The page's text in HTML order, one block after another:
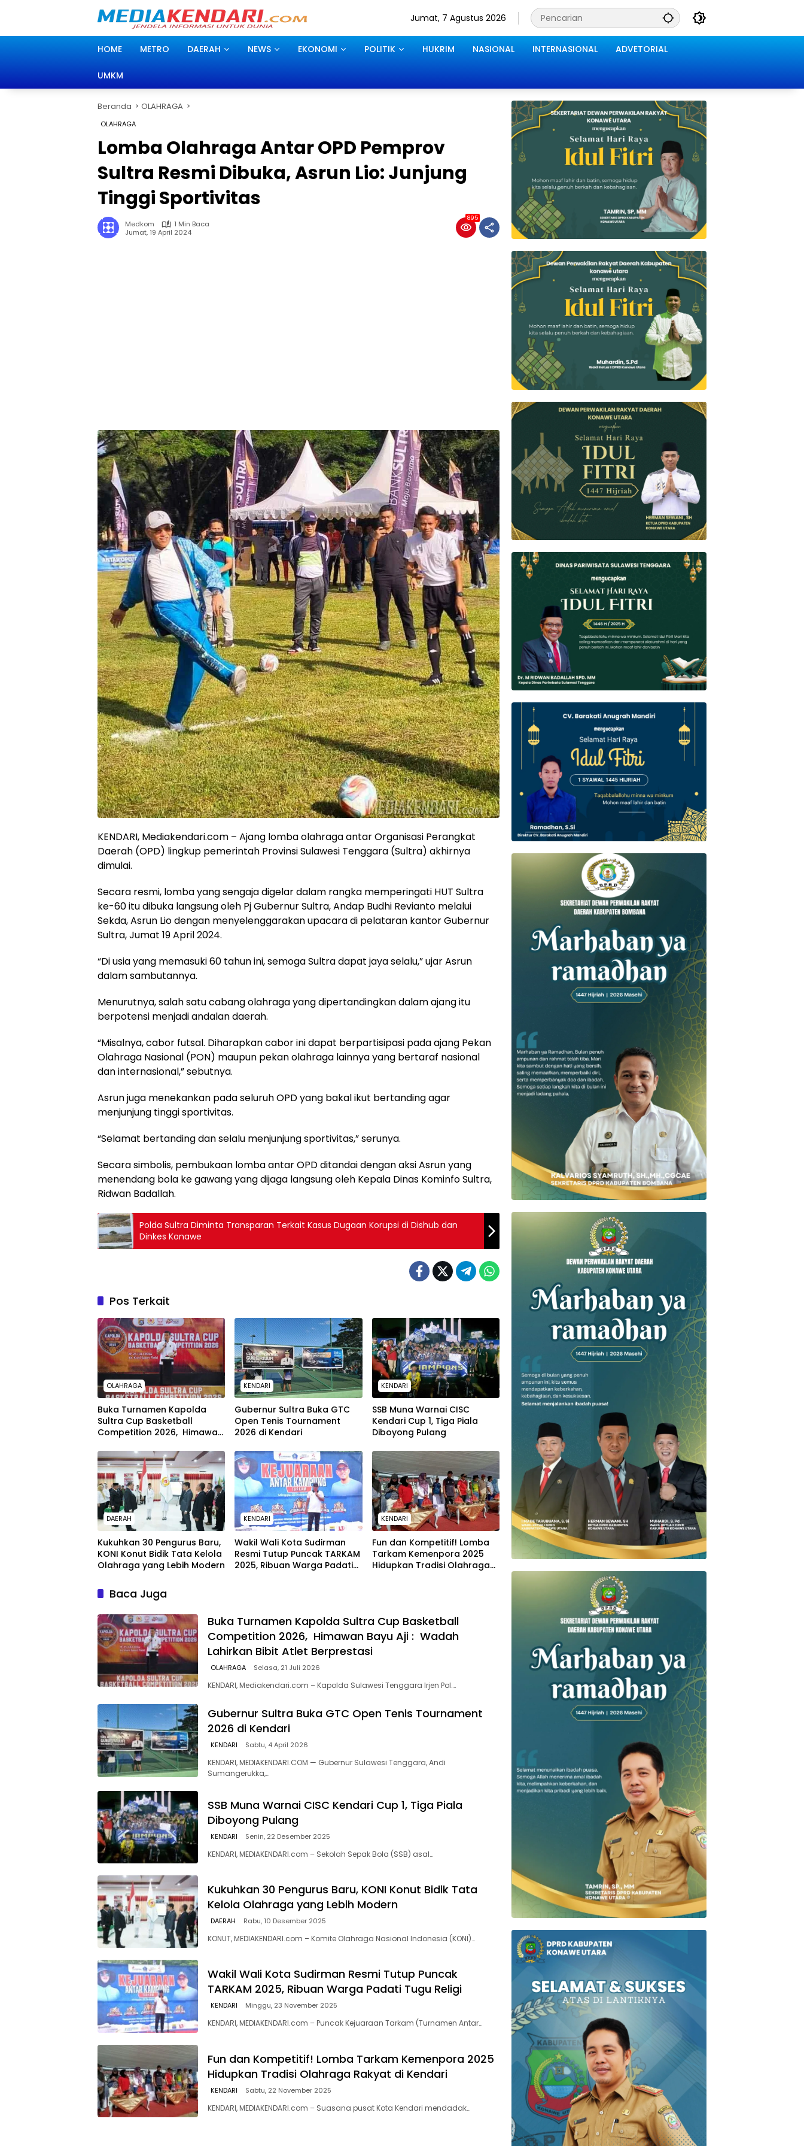
Jumat, 7 Agustus 2026
HOME METRO DAERAH NEWS EKONOMI POLITIK HUKRIM NASIONAL INTERNASIONAL ADVETORIAL
UMKM
Beranda OLAHRAGA
OLAHRAGA
Lomba Olahraga Antar OPD Pemprov
Sultra Resmi Dibuka, Asrun Lio: Junjung
Tinggi Sportivitas
Medkom
1 Min Baca
Jumat, 19 April 2024
895
KENDARI, Mediakendari.com – Ajang lomba olahraga antar Organisasi Perangkat
Daerah (OPD) lingkup pemerintah Provinsi Sulawesi Tenggara (Sultra) akhirnya
dimulai.
Secara resmi, lomba yang sengaja digelar dalam rangka memperingati HUT Sultra
ke-60 itu dibuka langsung oleh Pj Gubernur Sultra, Andap Budhi Revianto melalui
Sekda, Asrun Lio dengan menyelenggarakan upacara di pelataran kantor Gubernur
Sultra, Jumat 19 April 2024.
“Di usia yang memasuki 60 tahun ini, semoga Sultra dapat jaya selalu,” ujar Asrun
dalam sambutannya.
Menurutnya, salah satu cabang olahraga yang dipertandingkan dalam ajang itu
berpotensi menjadi andalan daerah.
“Misalnya, cabor futsal. Diharapkan cabor ini dapat berpartisipasi pada ajang Pekan
Olahraga Nasional (PON) maupun pekan olahraga lainnya yang bertaraf nasional
dan internasional,” sebutnya.
Asrun juga menekankan pada seluruh OPD yang bakal ikut bertanding agar
menjunjung tinggi sportivitas.
“Selamat bertanding dan selalu menjunjung sportivitas,” serunya.
Secara simbolis, pembukaan lomba antar OPD ditandai dengan aksi Asrun yang
menendang bola ke gawang yang dijaga langsung oleh Kepala Dinas Kominfo Sultra,
Ridwan Badallah.
Polda Sultra Diminta Transparan Terkait Kasus Dugaan Korupsi di Dishub dan
Dinkes Konawe
Pos Terkait
OLAHRAGA
Buka Turnamen Kapolda
Sultra Cup Basketball
Competition 2026, Himawan
Bibit Atlet Berprestasi
KENDARI
Gubernur Sultra Buka GTC
Open Tenis Tournament
2026 di Kendari
KENDARI
SSB Muna Warnai CISC
Kendari Cup 1, Tiga Piala
Diboyong Pulang
DAERAH
Kukuhkan 30 Pengurus Baru,
KONI Konut Bidik Tata Kelola
Olahraga yang Lebih Modern
KENDARI
Wakil Wali Kota Sudirman
Resmi Tutup Puncak TARKAM
2025, Ribuan Warga Padati
KENDARI
Fun dan Kompetitif! Lomba
Tarkam Kemenpora 2025
Hidupkan Tradisi Olahraga
Baca Juga
Buka Turnamen Kapolda Sultra Cup Basketball
Competition 2026, Himawan Bayu Aji : Wadah
Lahirkan Bibit Atlet Berprestasi
OLAHRAGA Selasa, 21 Juli 2026
KENDARI, Mediakendari.com – Kapolda Sulawesi Tenggara Irjen Pol….
Gubernur Sultra Buka GTC Open Tenis Tournament
2026 di Kendari
KENDARI Sabtu, 4 April 2026
KENDARI, MEDIAKENDARI.COM — Gubernur Sulawesi Tenggara, Andi
Sumangerukka,…
SSB Muna Warnai CISC Kendari Cup 1, Tiga Piala
Diboyong Pulang
KENDARI Senin, 22 Desember 2025
KENDARI, MEDIAKENDARI.com – Sekolah Sepak Bola (SSB) asal…
Kukuhkan 30 Pengurus Baru, KONI Konut Bidik Tata
Kelola Olahraga yang Lebih Modern
DAERAH Rabu, 10 Desember 2025
KONUT, MEDIAKENDARI.com – Komite Olahraga Nasional Indonesia (KONI)…
Wakil Wali Kota Sudirman Resmi Tutup Puncak
TARKAM 2025, Ribuan Warga Padati Tugu Religi
KENDARI Minggu, 23 November 2025
KENDARI, MEDIAKENDARI.com – Puncak Kejuaraan Tarkam (Turnamen Antar…
Fun dan Kompetitif! Lomba Tarkam Kemenpora 2025
Hidupkan Tradisi Olahraga Rakyat di Kendari
KENDARI Sabtu, 22 November 2025
KENDARI, MEDIAKENDARI.com – Suasana pusat Kota Kendari mendadak…